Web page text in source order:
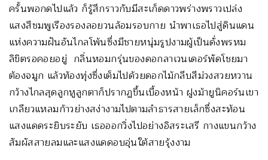
ครั้นพอกดไปแล้ว ก็รู้สึกราวกับมีสะเก็ดดาวพร่างพราวเปล่ง
แสงสีชมพูเรืองรองลอยวนล้อมรอบกาย นำพาเธอไปสู่ดินแดน
แห่งความฝันอันไกลโพ้นซึ่งมีชายหนุ่มรูปงามผู้เป็นดั่งพรหม
ลิขิตรอคอยอยู่ กลิ่นหอมกรุ่นของดอกลาเวนเดอร์พัดโชยมา
ต้องจมูก แล้วท้องทุ่งซึ่งเต็มไปด้วยดอกไม้กลีบสีม่วงสวยหวาน
กว้างไกลสุดลูกหูลูกตาก็ปรากฏขึ้นเบื้องหน้า ฝูงม้ายูนิคอร์นเขา
เกลียวแหลมก้าวย่างสง่างามไปตามลำธารสายเล็กซึ่งสะท้อน
แสงแดดระยิบระยับ เธอออกวิ่งไปอย่างอิสระเสรี กางแขนกว้าง
สัมผัสสายลมและแสงแดดอบอุ่นใต้สายรุ้งงาม